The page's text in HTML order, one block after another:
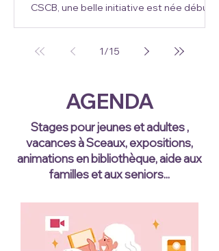
CSCB, une belle initiative est née début
de participer aux Rencontres
vite, l’enthousiasme gagne le groupe. Les
14 participantes décident de se lancer
dans une création collective autour du
thème « La Rencontre », une première
pour ces élèves habituées à
1/15
AGENDA
Stages pour jeunes et adultes,
vacances à Sceaux, expositions,
animations en bibliothèque,aide aux
familles et aux seniors...